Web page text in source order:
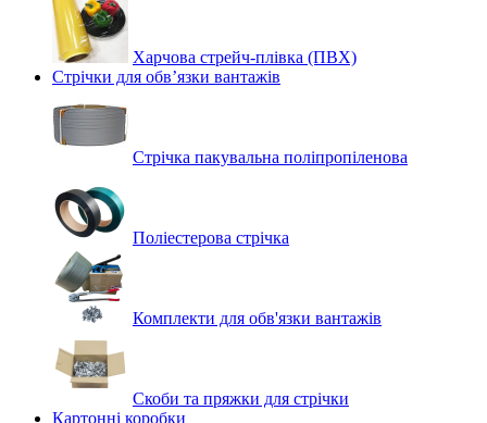
Харчова стрейч-плівка (ПВХ)
Стрічки для обв’язки вантажів
Стрічка пакувальна поліпропіленова
Поліестерова стрічка
Комплекти для обв'язки вантажів
Скоби та пряжки для стрічки
Картонні коробки